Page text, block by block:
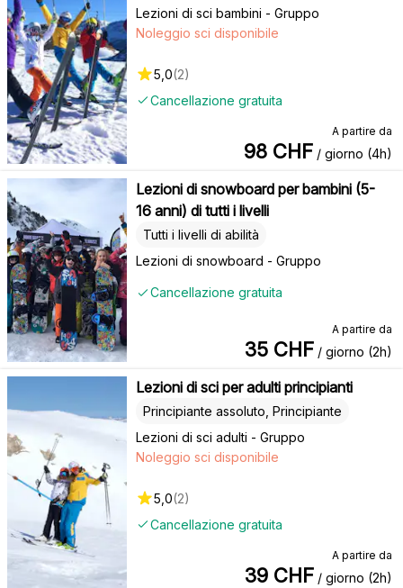
Lezioni di sci bambini - Gruppo
Cancellazione gratuita
Noleggio sci disponibile
5,0(2)
A partire da
98 CHF / giorno (4h)
Lezioni di snowboard per bambini (5-
16 anni) di tutti i livelli
Lezioni di snowboard - Gruppo
Tutti i livelli di abilità
Cancellazione gratuita
A partire da
35 CHF / giorno (2h)
Lezioni di sci per adulti principianti
Lezioni di sci adulti - Gruppo
Principiante assoluto, Principiante
Cancellazione gratuita
Noleggio sci disponibile
5,0(2)
A partire da
39 CHF / giorno (2h)